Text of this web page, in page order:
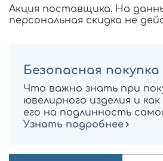
Акция поставщика. На
персональная скидка не
Безопасная покупка
Что важно знать при
ювелирного изделия и
его на подлинность
Узнать подробнее